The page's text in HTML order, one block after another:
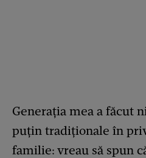
Generația mea a făcut
puțin tradiționale în
familie: vreau să spun